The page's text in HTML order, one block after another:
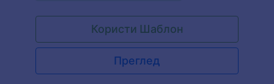
линка — можеш онлајн прикупљати видео
пријаве. Да почнеш, само прилагоди правила
на обрасцу тако да одговарају твом конкурсу
или процесу пријаве, прилагоди дизајн тако да
одговара твом бренду и подели образац да
Користи Шаблон
Преглед